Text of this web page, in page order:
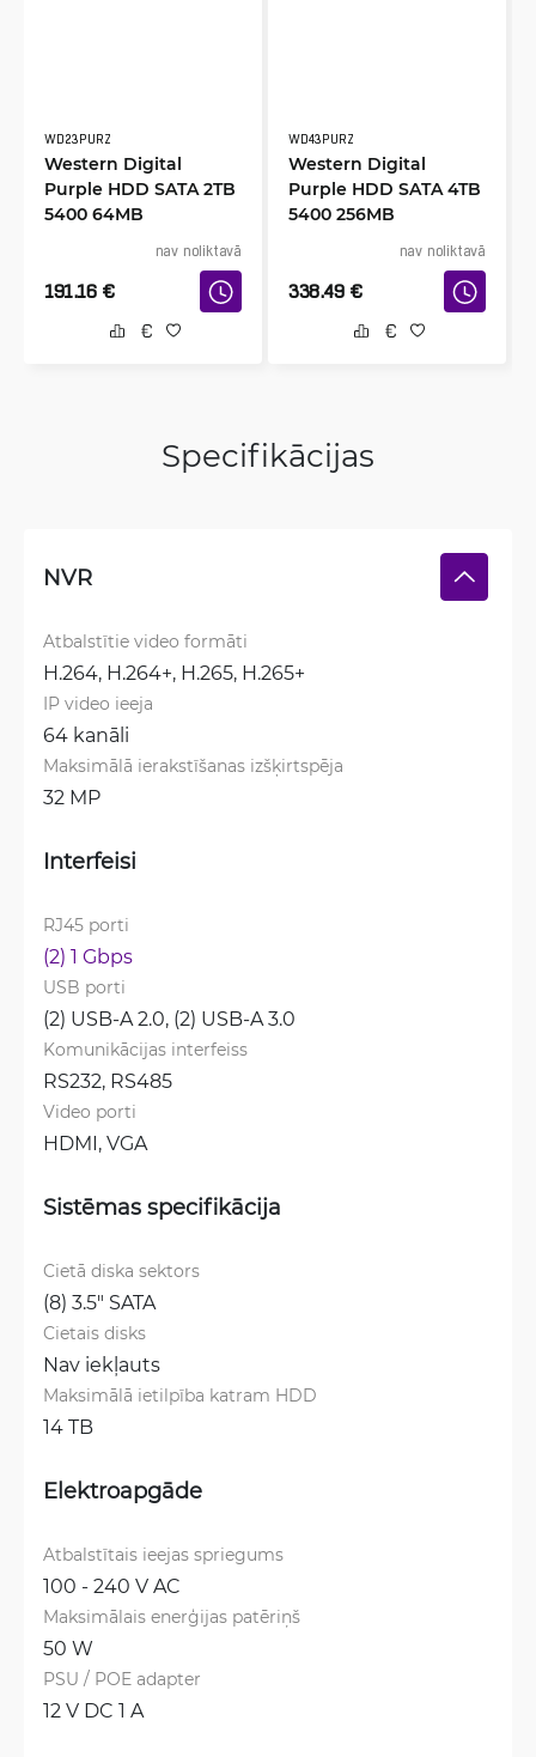
WD23PURZ
Western Digital
Purple HDD SATA 2TB
5400 64MB
nav noliktavā
191.16 €
WD43PURZ
Western Digital
Purple HDD SATA 4TB
5400 256MB
nav noliktavā
338.49 €
Specifikācijas
NVR
Atbalstītie video formāti
H.264, H.264+, H.265, H.265+
IP video ieeja
64 kanāli
Maksimālā ierakstīšanas izšķirtspēja
32 MP
Interfeisi
RJ45 porti
(2) 1 Gbps
USB porti
(2) USB-A 2.0, (2) USB-A 3.0
Komunikācijas interfeiss
RS232, RS485
Video porti
HDMI, VGA
Sistēmas specifikācija
Cietā diska sektors
(8) 3.5" SATA
Cietais disks
Nav iekļauts
Maksimālā ietilpība katram HDD
14 TB
Elektroapgāde
Atbalstītais ieejas spriegums
100 - 240 V AC
Maksimālais enerģijas patēriņš
50 W
PSU / POE adapter
12 V DC 1 A